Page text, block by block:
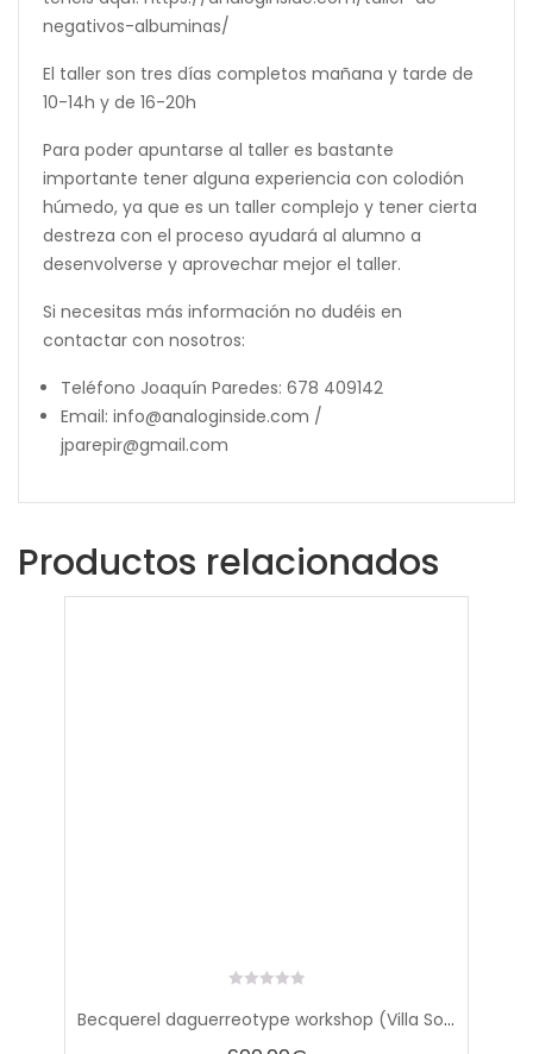
negativos-albuminas/
El taller son tres días completos mañana y tarde de
10-14h y de 16-20h
Para poder apuntarse al taller es bastante
importante tener alguna experiencia con colodión
húmedo, ya que es un taller complejo y tener cierta
destreza con el proceso ayudará al alumno a
desenvolverse y aprovechar mejor el taller.
Si necesitas más información no dudéis en
contactar con nosotros:
Teléfono Joaquín Paredes: 678 409142
Email: info@analoginside.com /
jparepir@gmail.com
Productos relacionados
Becquerel daguerreotype workshop (Villa Sommi) (May 18th-19th 2024)
out